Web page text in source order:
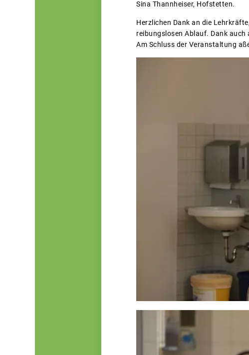
Sina Thannheiser, Hofstetten.
Herzlichen Dank an die
reibungslosen Ablauf. Dank auch
Am Schluss der Veranstaltung